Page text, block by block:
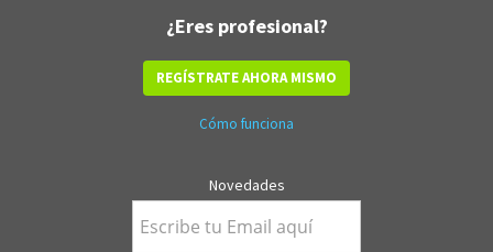
¿Eres profesional?
REGÍSTRATE AHORA MISMO
Cómo funciona
Novedades